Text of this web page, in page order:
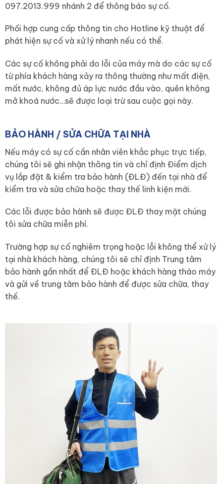
097.2013.999 nhánh 2 để thông báo sự cố.
Phối hợp cung cấp thông tin cho Hotline kỹ thuật để
phát hiện sự cố và xử lý nhanh nếu có thể.
Các sự cố không phải do lỗi của máy mà do các sự cố
từ phía khách hàng xảy ra thông thường như mất điện,
mất nước, không đủ áp lực nước đầu vào, quên không
mở khoá nước…sẽ được loại trừ sau cuộc gọi này.
BẢO HÀNH / SỬA CHỮA TẠI NHÀ
Nếu máy có sự cố cần nhân viên khắc phục trực tiếp,
chúng tôi sẽ ghi nhận thông tin và chỉ định Điểm dịch
vụ lắp đặt & kiểm tra bảo hành (ĐLĐ) đến tại nhà để
kiểm tra và sửa chữa hoặc thay thế linh kiện mới.
Các lỗi được bảo hành sẽ được ĐLĐ thay mặt chúng
tôi sửa chữa miễn phí.
Trường hợp sự cố nghiêm trọng hoặc lỗi không thể xử lý
tại nhà khách hàng, chúng tôi sẽ chỉ định Trung tâm
bảo hành gần nhất để ĐLĐ hoặc khách hàng tháo máy
và gửi về trung tâm bảo hành để được sửa chữa, thay
thế.